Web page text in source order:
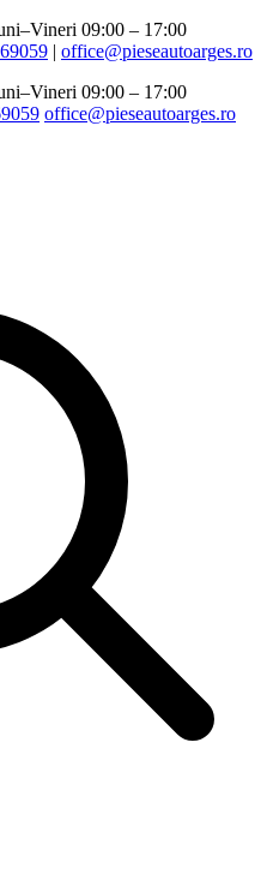
09:00 – 17:00
| office@pieseautoarges.ro
09:00 – 17:00
office@pieseautoarges.ro